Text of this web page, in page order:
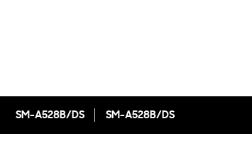
SM-A528B/DS SM-A528B/DS